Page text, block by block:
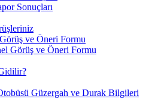
Sonuçları
ve Öneri Formu
Görüş ve Öneri Formu
Güzergah ve Durak Bilgileri